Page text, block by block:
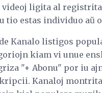
ligita al registrita
tio estas individuo aŭ
Kanalo listigos
kiam vi unue
"+ Abonu" por iu
Kanaloj